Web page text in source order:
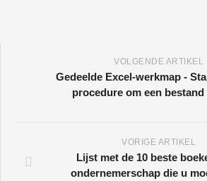
VOLGENDE ARTIKEL
Gedeelde Excel-werkmap -
procedure om een ​​bestand
VORIGE ARTIKEL
Lijst met de 10 beste
ondernemerschap die u